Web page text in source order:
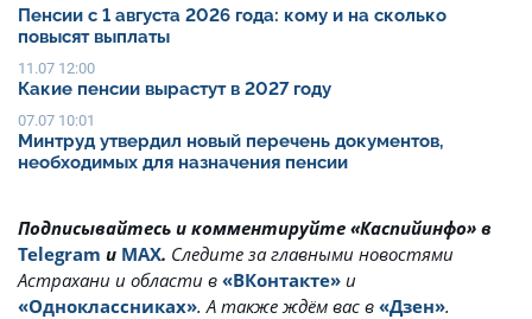
Пенсии с 1 августа 2026 года: кому и на сколько
повысят выплаты
11.07 12:00
Какие пенсии вырастут в 2027 году
07.07 10:01
Минтруд утвердил новый перечень документов,
необходимых для назначения пенсии
Подписывайтесь и комментируйте «Каспийинфо» в
Telegram и MAX. Cледите за главными новостями
Астрахани и области в «ВКонтакте» и
«Одноклассниках». А также ждём вас в «Дзен».